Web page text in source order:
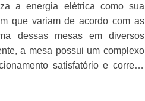
a energia elétrica como sua
que variam de acordo com as
dessas mesas em diversos
a mesa possui um complexo
satisfatório e correto.
informações!...